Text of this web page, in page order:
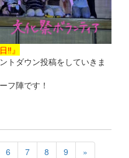
‼』
トダウン投稿をしていきま
フ陣です！
6 7 8 9 »